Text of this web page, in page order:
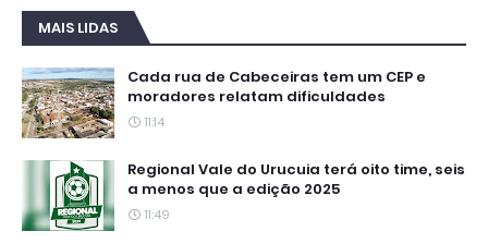
MAIS LIDAS
Cada rua de Cabeceiras tem um CEP e
moradores relatam dificuldades
11:14
Regional Vale do Urucuia terá oito time, seis
a menos que a edição 2025
11:49